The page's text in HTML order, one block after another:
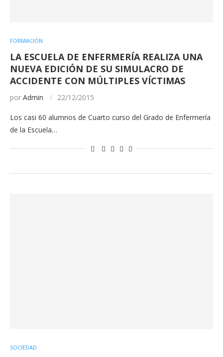
FORMACIÓN
LA ESCUELA DE ENFERMERÍA REALIZA UNA
NUEVA EDICIÓN DE SU SIMULACRO DE
ACCIDENTE CON MÚLTIPLES VÍCTIMAS
por Admin 22/12/2015
Los casi 60 alumnos de Cuarto curso del Grado de Enfermería
de la Escuela…
SOCIEDAD